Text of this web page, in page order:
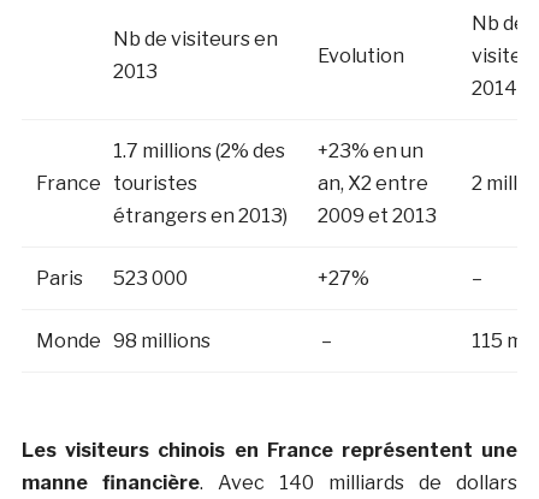
Nb de visiteurs en
2013
Evolution
Nb de
2014
France
1.7 millions (2% des
touristes
étrangers en 2013)
+23% en un
an, X2 entre
2009 et 2013
2
Paris 523 000 +27% –
Monde 98 millions – 115
Les visiteurs chinois en France représentent une
manne financière. Avec 140 milliards de dollars